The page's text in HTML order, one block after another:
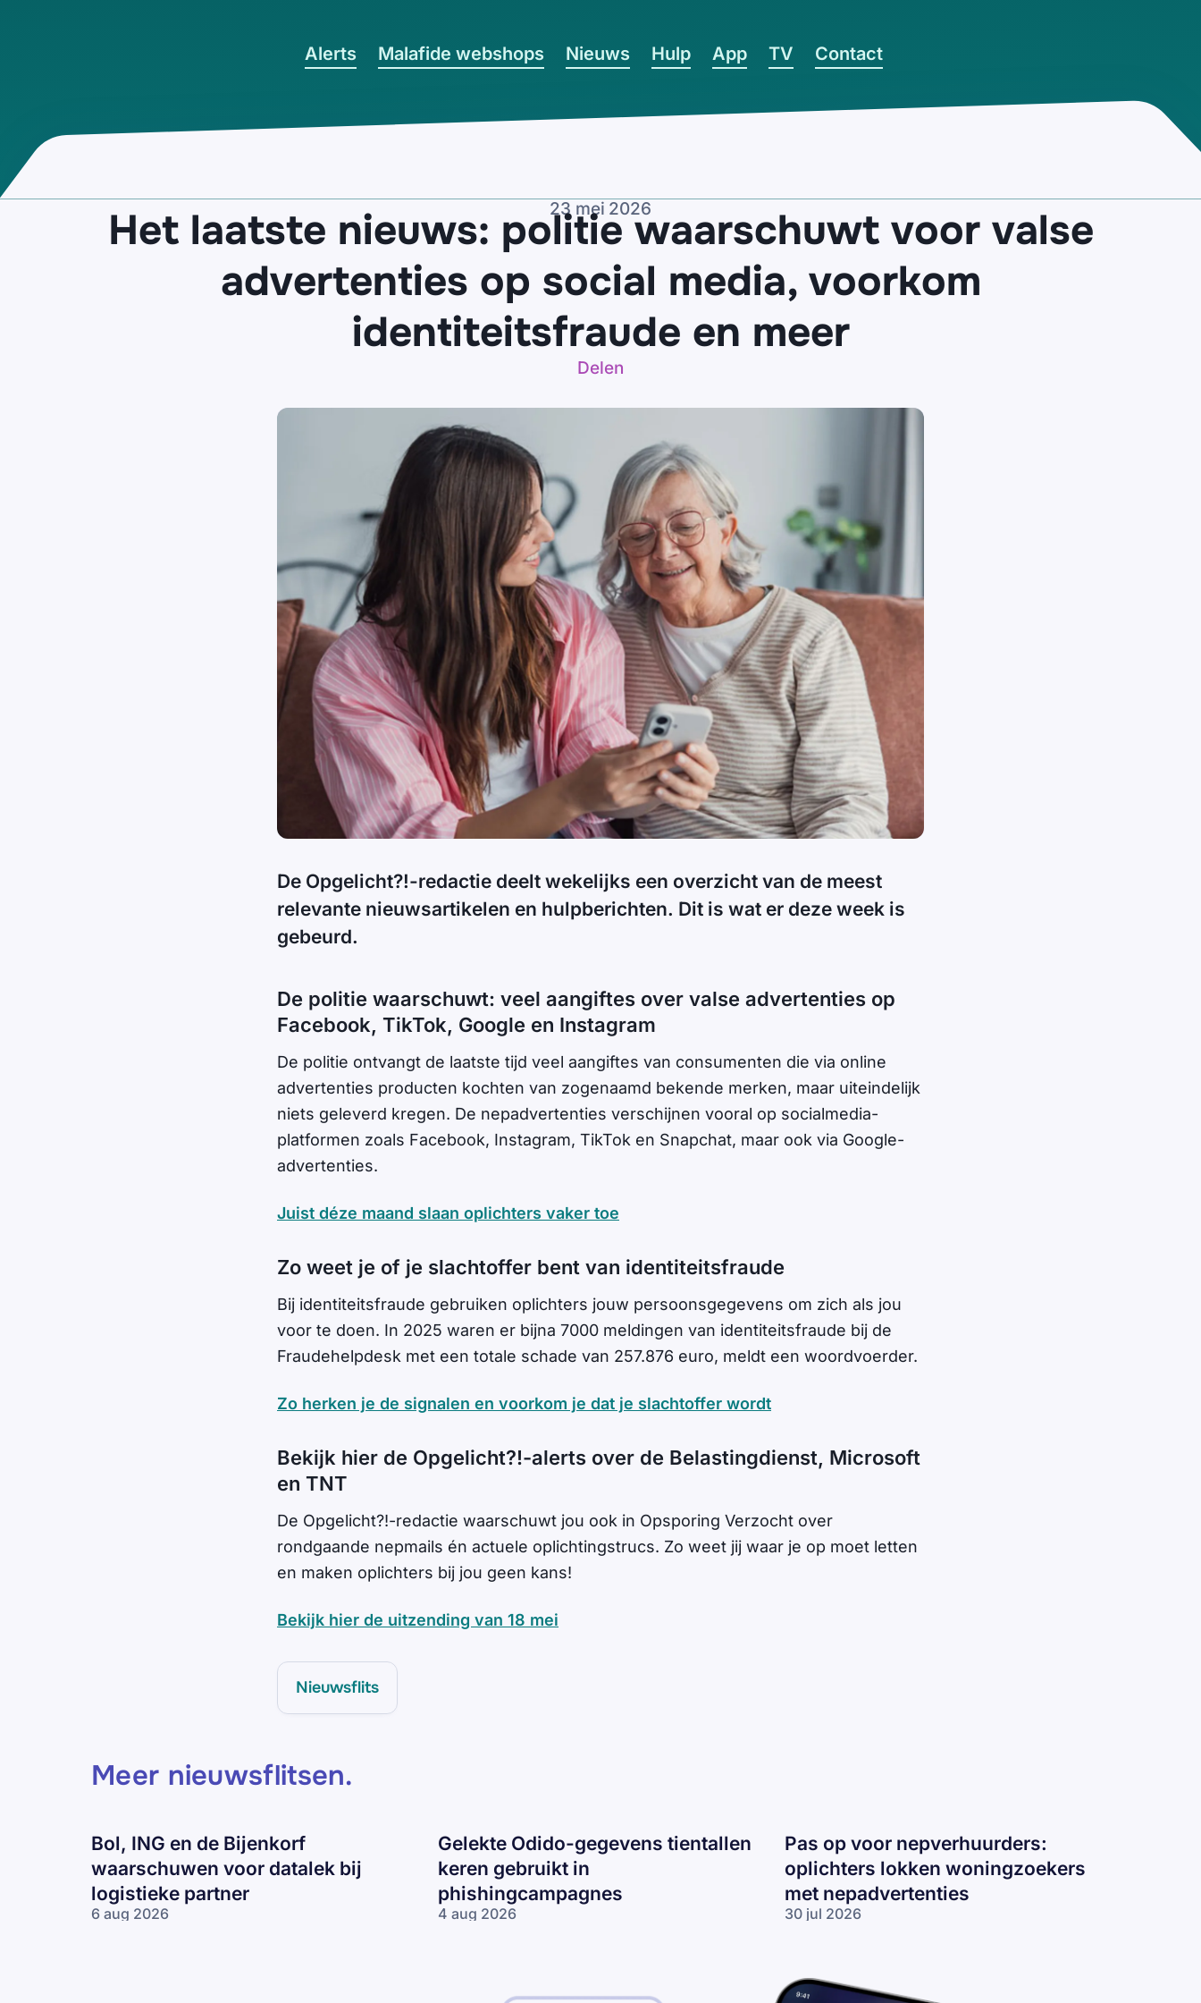
Alerts Malafide webshops Nieuws Hulp App TV Contact
23 mei 2026
Het laatste nieuws: politie waarschuwt voor valse
advertenties op social media, voorkom
identiteitsfraude en meer
Delen
De Opgelicht?!-redactie deelt wekelijks een overzicht van de meest
relevante nieuwsartikelen en hulpberichten. Dit is wat er deze week is
gebeurd.
De politie waarschuwt: veel aangiftes over valse advertenties op
Facebook, TikTok, Google en Instagram
De politie ontvangt de laatste tijd veel aangiftes van consumenten die via online
advertenties producten kochten van zogenaamd bekende merken, maar uiteindelijk
niets geleverd kregen. De nepadvertenties verschijnen vooral op socialmedia-
platformen zoals Facebook, Instagram, TikTok en Snapchat, maar ook via Google-
advertenties.
Juist déze maand slaan oplichters vaker toe
Zo weet je of je slachtoffer bent van identiteitsfraude
Bij identiteitsfraude gebruiken oplichters jouw persoonsgegevens om zich als jou
voor te doen. In 2025 waren er bijna 7000 meldingen van identiteitsfraude bij de
Fraudehelpdesk met een totale schade van 257.876 euro, meldt een woordvoerder.
Zo herken je de signalen en voorkom je dat je slachtoffer wordt
Bekijk hier de Opgelicht?!-alerts over de Belastingdienst, Microsoft
en TNT
De Opgelicht?!-redactie waarschuwt jou ook in Opsporing Verzocht over
rondgaande nepmails én actuele oplichtingstrucs. Zo weet jij waar je op moet letten
en maken oplichters bij jou geen kans!
Bekijk hier de uitzending van 18 mei
Nieuwsflits
Meer nieuwsflitsen.
Bol, ING en de Bijenkorf
waarschuwen voor datalek bij
logistieke partner
6 aug 2026
Gelekte Odido-gegevens tientallen
keren gebruikt in
phishingcampagnes
4 aug 2026
Pas op voor nepverhuurders:
oplichters lokken woningzoekers
met nepadvertenties
30 jul 2026
lokken